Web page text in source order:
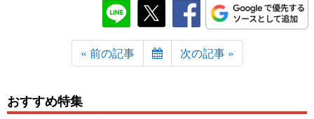
« 前の記事 次の記事 »
おすすめ特集